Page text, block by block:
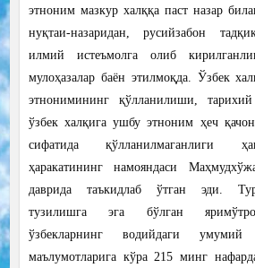
этноним мазкур халққа паст назар
нуқтаи-назаридан, русийзабон
илмий истеъмолга олиб
мулоҳазалар баён этилмоқда. Ўзбек
этнонимининг қўлланилиши, тарихий
ўзбек халқига ушбу этноним ҳеч
сифатида қўлланилмаганлиги
ҳаракатининг намояндаси
даврида таъкидлаб ўтган эди.
тузилишга эга бўлган
ўзбекларнинг водийдаги
маълумотларига кўра 215 минг